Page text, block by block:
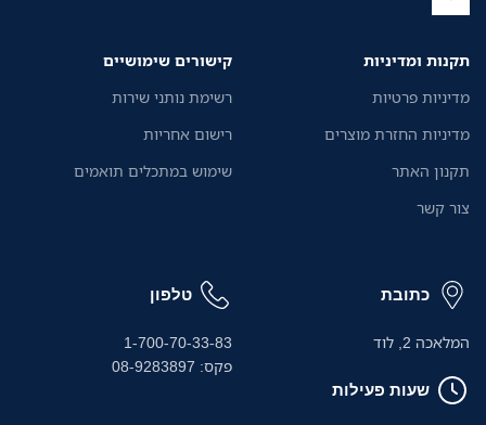
והעתיקו בקלות – הכל ממכשיר
לכל בני הבית להדפיס בקלות
Mobile Connect החינמית.
תקנות ומדיניות
מדיניות פרטיות
מדיניות החזרת מוצרים
תקנון האתר
צור קשר
קישורים שימושיים
רשימת נותני שירות
רישום אחריות
שימוש במתכלים תואמים
כתובת
המלאכה 2, לוד
שעות פעילות
טלפון
1-700-70-33-83
פקס: 08-9283897